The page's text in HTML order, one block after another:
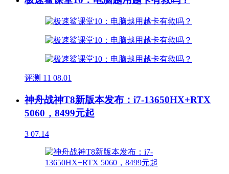
评测 11 08.01
神舟战神T8新版本发布：i7-13650HX+RTX
5060，8499元起
3 07.14